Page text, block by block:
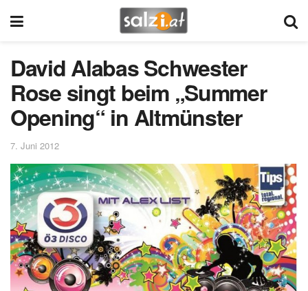
David Alabas Schwester
Rose singt beim „Summer
Opening“ in Altmünster
7. Juni 2012